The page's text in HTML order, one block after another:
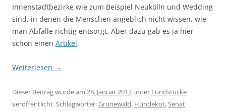
Innenstadtbezirke wie zum Beispiel Neukölln und Wedding
sind, in denen die Menschen angeblich nicht wissen, wie
man Abfälle richtig entsorgt. Aber dazu gab es ja hier
schon einen Artikel.
Weiterlesen →
Dieser Beitrag wurde am 28. Januar 2012 unter Fundstücke
veröffentlicht. Schlagwörter:Grunewald, Hundekot,Senat.